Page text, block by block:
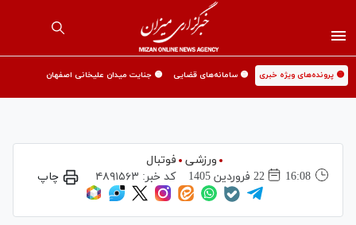
🟡 پرونده‌های ویژه خبری 🟡 سامانه‌های قضایی 🟡 جنایت میدان علیخانی اصفهان
ورزشی
فوتبال
16:08
22 فروردين 1405 کد خبر: ۴۸۹۱۵۶۳ چاپ